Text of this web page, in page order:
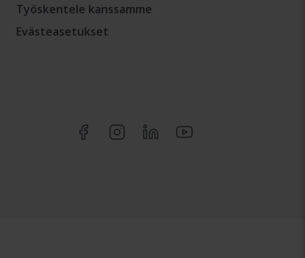
Työskentele kanssamme
Evästeasetukset